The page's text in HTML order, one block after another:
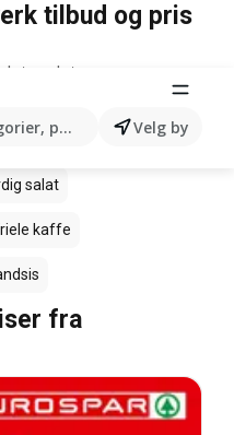
produkter...Velg by
tilbud og pris
ordet.
Kiwi
salat
kaffe
fra